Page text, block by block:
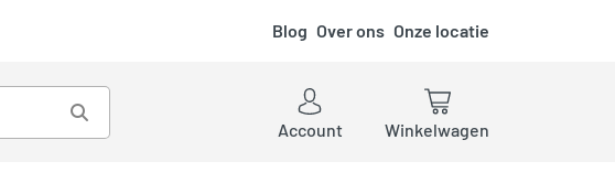
Blog Over ons Onze locatie
Account
Winkelwagen